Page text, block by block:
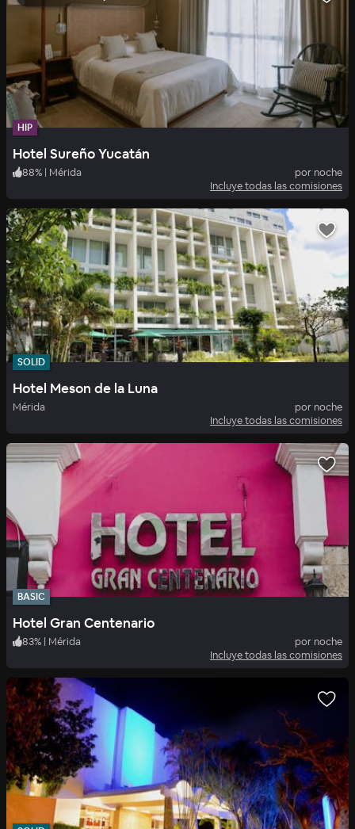
HIP
Hotel Sureño Yucatán
88% | Mérida
por noche
Incluye todas las comisiones
SOLID
Hotel Meson de la Luna
Mérida
por noche
Incluye todas las comisiones
BASIC
Hotel Gran Centenario
83% | Mérida
por noche
Incluye todas las comisiones